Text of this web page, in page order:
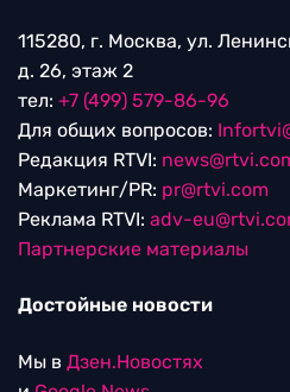
115280, г. Москва, ул.
д. 26, этаж 2
тел: +7 (499) 579-86-96
Для общих вопросов:
Редакция RTVI:
Маркетинг/PR: pr@rtvi.com
Реклама RTVI: adv-
Партнерские материалы
Достойные новости
Мы в Дзен.Новостях